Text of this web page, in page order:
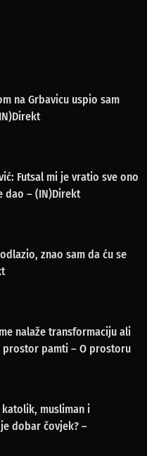
na Grbavicu uspio sam
Futsal mi je vratio sve ono
dao – (IN)Direkt
znao sam da ću se
nalaže transformaciju ali
prostor pamti – O prostoru
musliman i
dobar čovjek? –